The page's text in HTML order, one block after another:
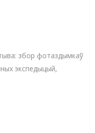
збор фотаздымкаў
экспедыцый,